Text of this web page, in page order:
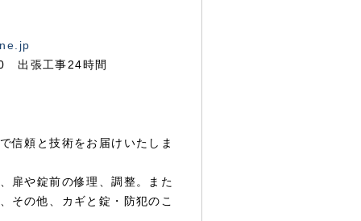
出張工事24時間
信頼と技術をお届けいたしま
扉や錠前の修理、調整。また
その他、カギと錠・防犯のこ